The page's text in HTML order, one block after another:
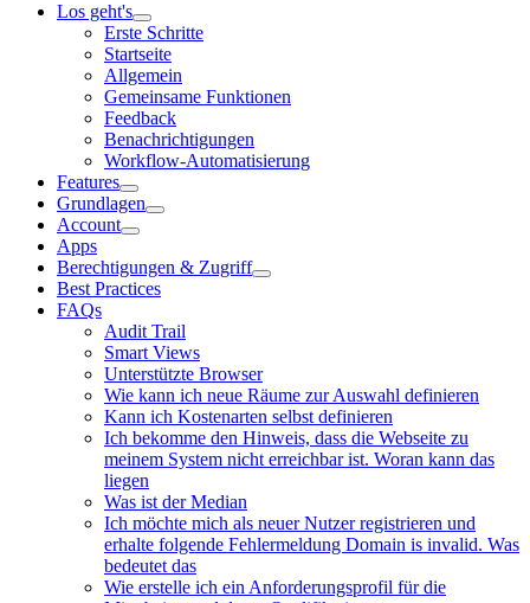
Los geht's
Erste Schritte
Startseite
Allgemein
Gemeinsame Funktionen
Feedback
Benachrichtigungen
Workflow-Automatisierung
Features
Grundlagen
Account
Apps
Berechtigungen & Zugriff
Best Practices
FAQs
Audit Trail
Smart Views
Unterstützte Browser
Wie kann ich neue Räume zur Auswahl definieren
Kann ich Kostenarten selbst definieren
Ich bekomme den Hinweis, dass die Webseite zu
meinem System nicht erreichbar ist. Woran kann das
liegen
Was ist der Median
Ich möchte mich als neuer Nutzer registrieren und
erhalte folgende Fehlermeldung Domain is invalid. Was
bedeutet das
Wie erstelle ich ein Anforderungsprofil für die